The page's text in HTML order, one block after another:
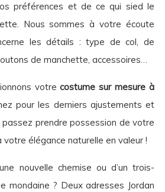
préférences et de ce qui sied le
Nous sommes à votre écoute
les détails : type de col, de
de manchette, accessoires…
votrecostume sur mesure à
pour les derniers ajustements et
passez prendre possession de votre
élégance naturelle en valeur !
nouvelle chemise ou d’un trois-
mondaine ? Deux adresses Jordan